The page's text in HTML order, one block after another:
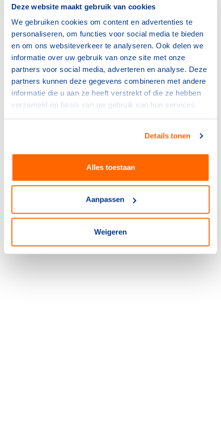
Deze website maakt gebruik van cookies
We gebruiken cookies om content en advertenties te
personaliseren, om functies voor social media te bieden
en om ons websiteverkeer te analyseren. Ook delen we
informatie over uw gebruik van onze site met onze
partners voor social media, adverteren en analyse. Deze
partners kunnen deze gegevens combineren met andere
informatie die u aan ze heeft verstrekt of die ze hebben
verzameld op basis van uw gebruik van hun services.
Details tonen
Alles toestaan
Aanpassen
Weigeren